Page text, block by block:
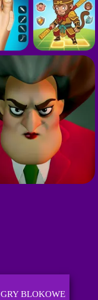
GRY BLOKOWE